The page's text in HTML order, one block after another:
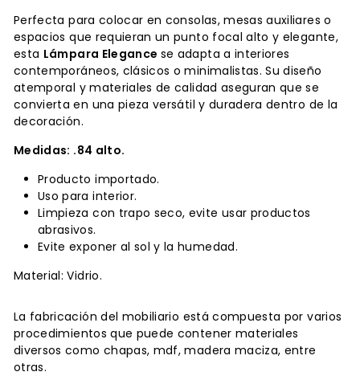
Perfecta para colocar en consolas, mesas auxiliares o
espacios que requieran un punto focal alto y elegante,
esta Lámpara Elegance se adapta a interiores
contemporáneos, clásicos o minimalistas. Su diseño
atemporal y materiales de calidad aseguran que se
convierta en una pieza versátil y duradera dentro de la
decoración.
Medidas: .84 alto.
Producto importado.
Uso para interior.
Limpieza con trapo seco, evite usar productos
abrasivos.
Evite exponer al sol y la humedad.
Material: Vidrio.
La fabricación del mobiliario está compuesta por varios
procedimientos que puede contener materiales
diversos como chapas, mdf, madera maciza, entre
otras.